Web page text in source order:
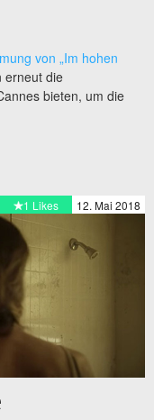
von „Im hohen
erneut die
bieten, um die
12. Mai 2018
1 Likes